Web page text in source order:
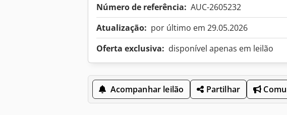
Número de referência: AUC-2605232
Atualização: por último em 29.05.2026
Oferta exclusiva: disponível apenas em leilão
Acompanhar leilão Partilhar